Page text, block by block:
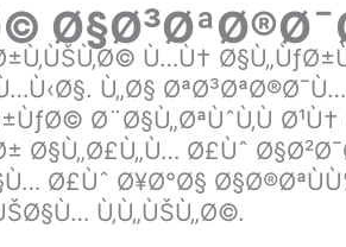
Ù…Ù†
Ù„Ø§
Ø¨Ø§Ù„ØªÙˆÙ‚Ù
Ø§Ù„Ø£Ù„Ù… Ø£Ùˆ
Ø£Ùˆ Ø¥Ø°Ø§
Ù‚Ù„ÙŠÙ„Ø©.